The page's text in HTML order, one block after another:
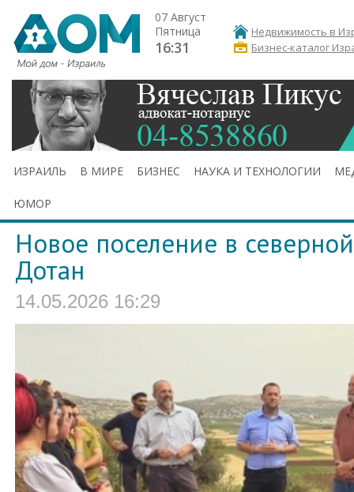
07 Август
Пятница
16:31
Недвижимость в
Бизнес-каталог
ИЗРАИЛЬ В МИРЕ БИЗНЕС НАУКА И ТЕХНОЛОГИИ
ЮМОР
Новое поселение в
Дотан
14.05.2026 16:29